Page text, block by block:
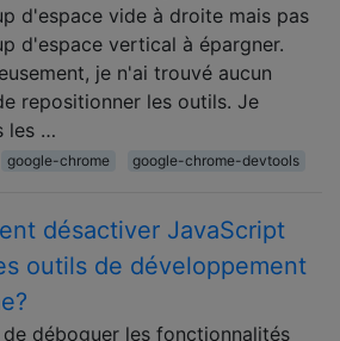
d'espace vide à droite mais pas
d'espace vertical à épargner.
je n'ai trouvé aucun
repositionner les outils. Je
les …
google-chrome google-chrome-devtools
désactiver JavaScript
outils de développement
de déboguer les fonctionnalités